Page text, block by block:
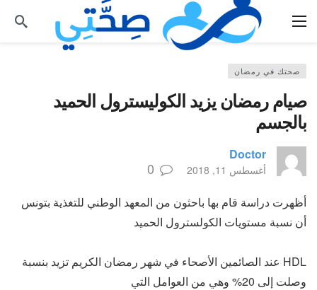
صحتك في رمضان
صيام رمضان يزيد الكوليسترول الحميد
بالجسم
Doctor
أغسطس 11, 2018 0
أظهرت دراسة قام بها باحثون من المعهد الوطني للتغذية بتونس
أن نسبة مستويات الكولسترول الحميد
HDL عند الصائمين الأصحاء في شهر رمضان الكريم تزيد بنسبة
وصلت إلى 20% وهي من العوامل التي